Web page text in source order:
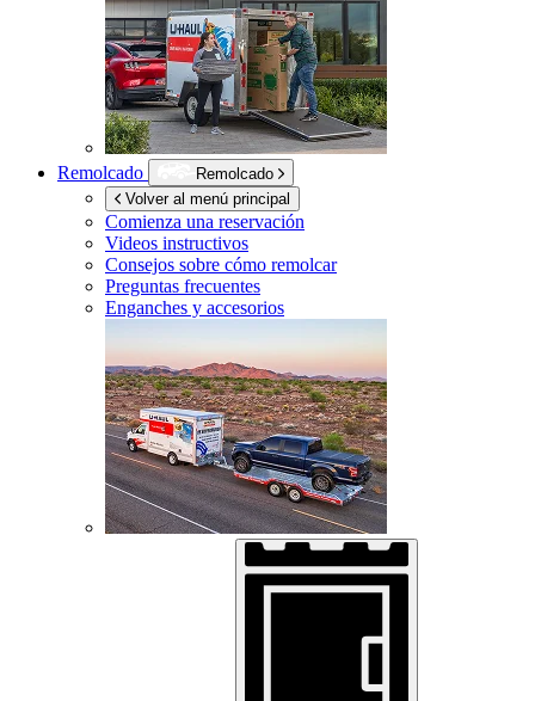
Remolcado
Remolcado
Volver al menú principal
Comienza una reservación
Videos instructivos
Consejos sobre cómo remolcar
Preguntas frecuentes
Enganches y accesorios